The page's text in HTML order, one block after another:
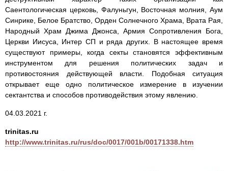
Саентологическая церковь, Фалуньгун, Восточная молния, Аум
Синрике, Белое Братство, Орден Солнечного Храма, Врата Рая,
Народный Храм Джима Джонса, Армия Сопротивления Бога,
Церкви Иисуса, Интер СП и ряда других. В настоящее время
существуют примеры, когда секты становятся эффективным
инструментом для решения политических задач и
противостояния действующей власти. Подобная ситуация
открывает еще одно политическое измерение в изучении
сектантства и способов противодействия этому явлению.
04.03.2021 г.
trinitas.ru
http://www.trinitas.ru/rus/doc/0017/001b/00171338.htm